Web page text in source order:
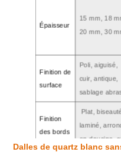
Épaisseur
15 mm, 18
20 mm, 30
Finition de
surface
Poli, aiguisé,
cuir, antique,
sablage
Finition
des bords
Plat,
laminé,
en doucine,
Dalles de quartz blanc